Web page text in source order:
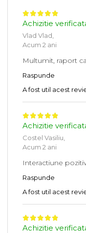
Achizitie
Vlad Vlad,
Acum 2 ani
Multumit, raport
Raspunde
A fost util acest
Achizitie
Costel Vasiliu,
Acum 2 ani
Interactiune
Raspunde
A fost util acest
Achizitie